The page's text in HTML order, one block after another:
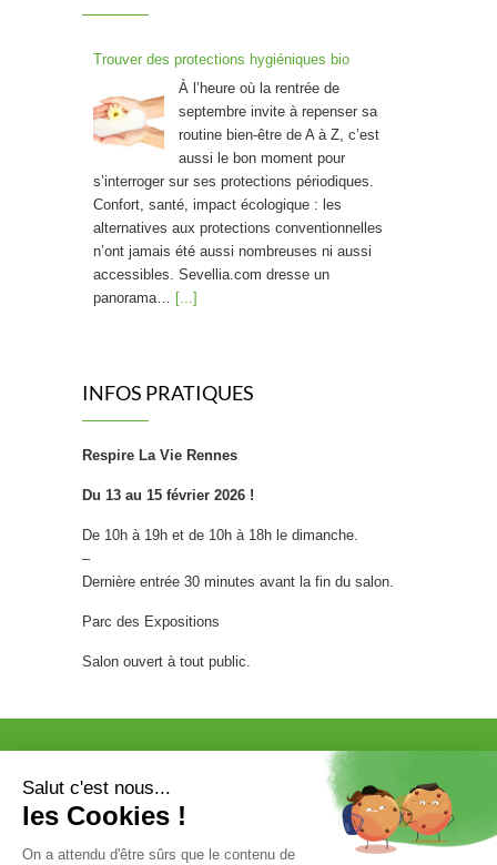
Trouver des protections hygiéniques bio
À l’heure où la rentrée de
septembre invite à repenser sa
routine bien-être de A à Z, c’est
aussi le bon moment pour
s’interroger sur ses protections périodiques.
Confort, santé, impact écologique : les
alternatives aux protections conventionnelles
n’ont jamais été aussi nombreuses ni aussi
accessibles. Sevellia.com dresse un
panorama… [...]
Craquer pour un bonbon sans
celui du sucre blanc raffiné : c’est
la promesse d’une nouvelle génération de
qui font grincer des dents les nutritionnistes.
transforme… [...]
l’environnement. Aujourd’hui, nous
mettons en lumière les meubles Stooly, une
marque française audacieuse qui révolutionne
notre rapport au mobilier avec une promesse
INFOS PRATIQUES
Respire La Vie Rennes
Du 13 au 15 février 2026 !
De 10h à 19h et de 10h à 18h le dimanche.
–
Dernière entrée 30 minutes avant la fin du salon.
Parc des Expositions
Salon ouvert à tout public.